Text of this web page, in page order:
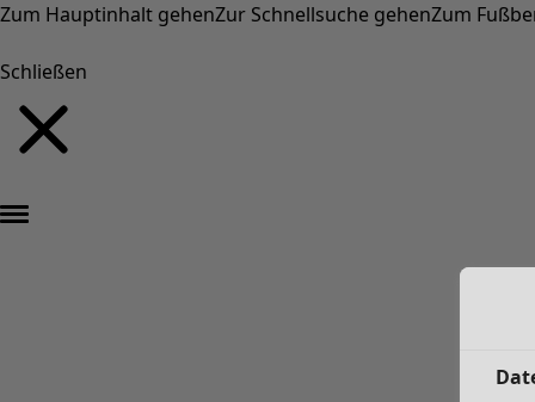
Zum Hauptinhalt gehenZur Schnellsuche gehenZum
Schließen